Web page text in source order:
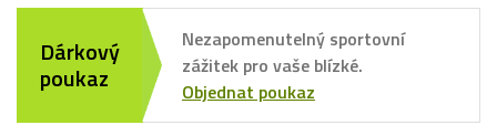
Dárkový
poukaz
Nezapomenutelný sportovní
zážitek pro vaše blízké.
Objednat poukaz